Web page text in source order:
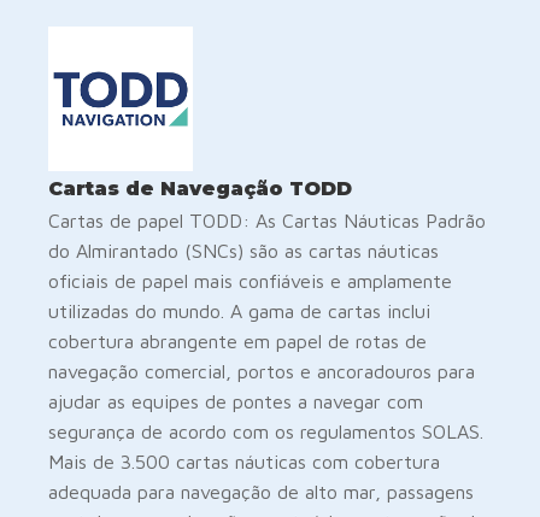
Cartas de Navegação TODD
Cartas de papel TODD: As Cartas Náuticas Padrão
do Almirantado (SNCs) são as cartas náuticas
oficiais de papel mais confiáveis e amplamente
utilizadas do mundo. A gama de cartas inclui
cobertura abrangente em papel de rotas de
navegação comercial, portos e ancoradouros para
ajudar as equipes de pontes a navegar com
segurança de acordo com os regulamentos SOLAS.
Mais de 3.500 cartas náuticas com cobertura
adequada para navegação de alto mar, passagens